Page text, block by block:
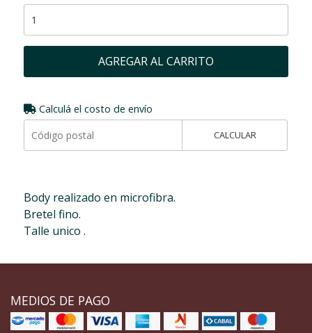
AGREGAR AL CARRITO
Calculá el costo de envío
CALCULAR
Body realizado en microfibra.
Bretel fino.
Talle unico .
MEDIOS DE PAGO